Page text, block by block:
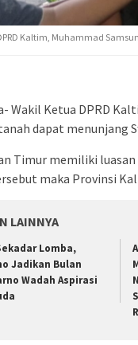
Kaltim, Muhammad Samsun
Wakil Ketua DPRD
dapat menunjang
Timur memiliki luasan
maka Provinsi
LAINNYA
Lomba,
Jadikan Bulan
Wadah Aspirasi